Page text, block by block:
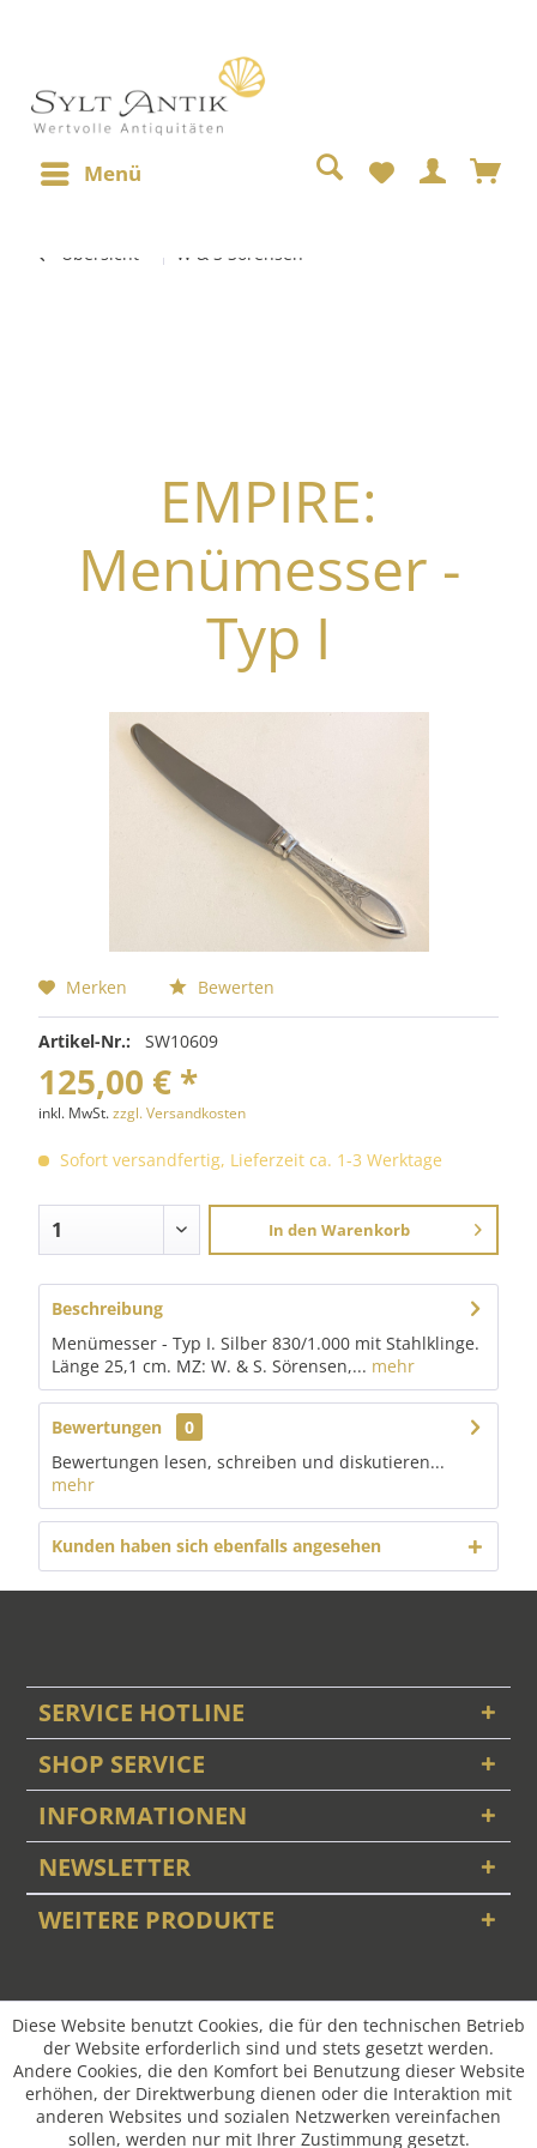
Menü
Übersicht W & S Sörensen
EMPIRE:
Menümesser -
Typ I
Merken Bewerten
Artikel-Nr.: SW10609
125,00 € *
inkl. MwSt.zzgl. Versandkosten
Sofort versandfertig, Lieferzeit ca. 1-3 Werktage
In den Warenkorb
Beschreibung
Menümesser - Typ I. Silber 830/1.000 mit Stahlklinge.
Länge 25,1 cm. MZ: W. & S. Sörensen,... mehr
Bewertungen
0
Bewertungen lesen, schreiben und diskutieren...
mehr
Kunden haben sich ebenfalls angesehen
SERVICE HOTLINE
SHOP SERVICE
INFORMATIONEN
NEWSLETTER
WEITERE PRODUKTE
Diese Website benutzt Cookies, die für den technischen Betrieb
der Website erforderlich sind und stets gesetzt werden.
Andere Cookies, die den Komfort bei Benutzung dieser Website
erhöhen, der Direktwerbung dienen oder die Interaktion mit
anderen Websites und sozialen Netzwerken vereinfachen
sollen, werden nur mit Ihrer Zustimmung gesetzt.